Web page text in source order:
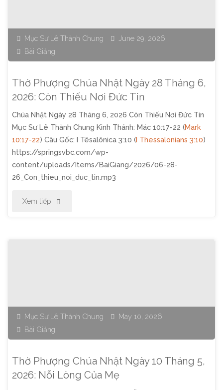
05
Tháng
2026:
Học
Để
Biết
Chúa"
Mục Sư Lê Thành Chung
June 29, 2026
Bài Giảng
Thờ Phượng Chúa Nhật Ngày 28 Tháng 6,
2026: Còn Thiếu Nơi Đức Tin
Chúa Nhật Ngày 28 Tháng 6, 2026 Còn Thiếu Nơi Đức Tin
Mục Sư Lê Thành Chung Kinh Thánh: Mác 10:17-22 (Mark
10:17-22) Câu Gốc: I Têsalônica 3:10 (I Thessalonians 3:10)
https://springsvbc.com/wp-
content/uploads/Items/BaiGiang/2026/06-28-
26_Con_thieu_noi_duc_tin.mp3
Xem tiếp "Thờ
28
Tháng
2026:
Mục Sư Lê Thành Chung
May 10, 2026
Bài Giảng
Thờ Phượng Chúa Nhật Ngày 10 Tháng 5,
2026: Nỗi Lòng Của Mẹ